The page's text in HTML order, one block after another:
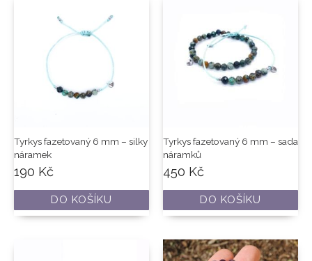
Tyrkys fazetovaný 6 mm – silky
náramek
190 Kč
DO KOŠÍKU
Tyrkys fazetovaný 6 mm – sada
náramků
450 Kč
DO KOŠÍKU